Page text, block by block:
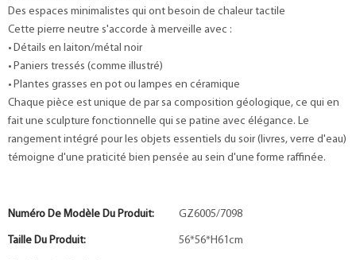
Des espaces minimalistes qui ont besoin de chaleur tactile
Cette pierre neutre s'accorde à merveille avec :
• Détails en laiton/métal noir
• Paniers tressés (comme illustré)
• Plantes grasses en pot ou lampes en céramique
Chaque pièce est unique de par sa composition géologique, ce qui en
fait une sculpture fonctionnelle qui se patine avec élégance. Le
rangement intégré pour les objets essentiels du soir (livres, verre d'eau)
témoigne d'une praticité bien pensée au sein d'une forme raffinée.
Numéro De Modèle Du Produit: GZ6005/7098
Taille Du Produit: 56*56*H61cm